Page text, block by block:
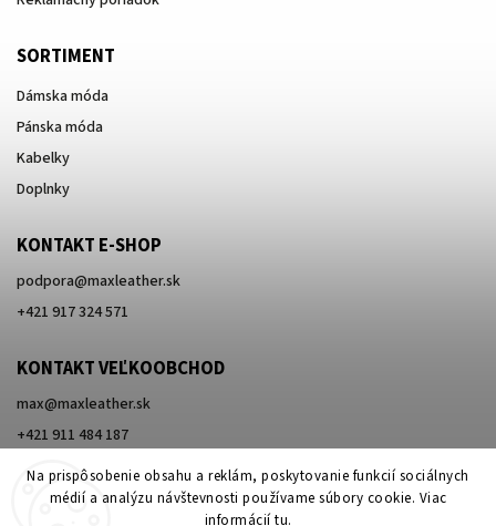
Na prispôsobenie obsahu a reklám, poskytovanie funkcií sociálnych
médií a analýzu návštevnosti používame súbory cookie. Viac
informáciítu.
SORTIMENT
Dámska móda
Pánska móda
Kabelky
Doplnky
KONTAKT E-SHOP
podpora@maxleather.sk
+421 917 324 571
KONTAKT VEĽKOOBCHOD
max@maxleather.sk
+421 911 484 187